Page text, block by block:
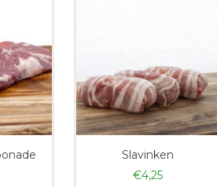
Slavinken
€4,25